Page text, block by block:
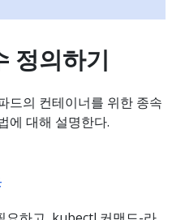
정의하기
드의 컨테이너를 위한 종속
에 대해 설명한다.